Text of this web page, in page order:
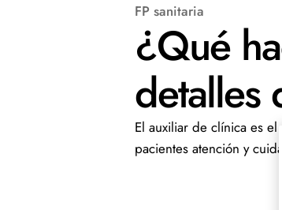
FP sanitaria
¿Qué
detalles
El auxiliar de clínica es
pacientes atención y